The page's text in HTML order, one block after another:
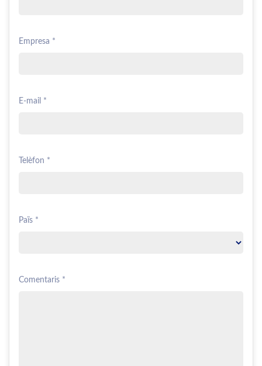
Empresa *
E-mail *
Telèfon *
Païs *
Comentaris *